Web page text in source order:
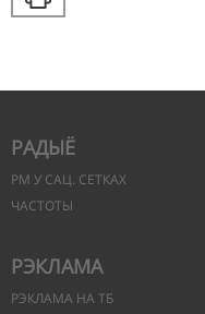
РАДЫЁ
РМ У САЦ. СЕТКАХ
ЧАСТОТЫ
РЭКЛАМА
РЭКЛАМА НА ТБ